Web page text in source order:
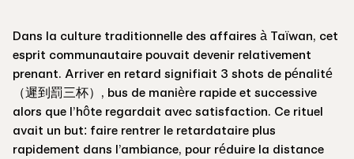
Dans la culture traditionnelle des affaires à Taïwan, cet
esprit communautaire pouvait devenir relativement
prenant. Arriver en retard signifiait 3 shots de pénalité
（遲到罰三杯）, bus de manière rapide et successive
alors que l’hôte regardait avec satisfaction. Ce rituel
avait un but: faire rentrer le retardataire plus
rapidement dans l’ambiance, pour réduire la distance